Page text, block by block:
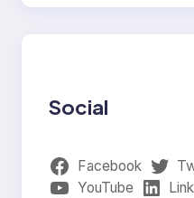
Social
Facebook
YouTube